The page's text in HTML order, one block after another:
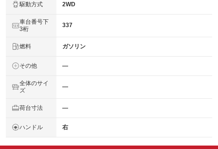
駆動方式 2WD
車台番号下
3桁
337
燃料 ガソリン
その他 ―
全体のサイ
ズ
―
荷台寸法 ―
ハンドル 右